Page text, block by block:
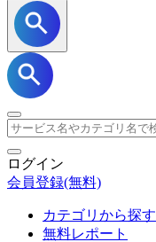
ログイン
会員登録(無料)
カテゴリから探す
無料レポート